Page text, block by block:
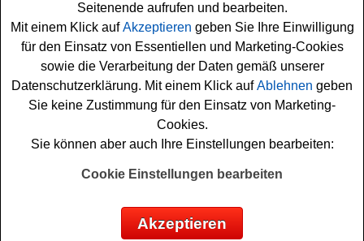
Die Plätze 2-10 dürfen sich jeweils auf eine
Fotoausrüstung im Wert von je 5000 Euro und CEWE
Fotoprodukte im Wert von je 2500 Euro freuen. Die
Plätze 11-30 gewinnen jeweils eine Fotoausstattung im
Wert von 2500 Euro und Fotoprodukte im Wert von
jeweils1000 Euro. Schließlich wartet auf die Plätze 31-
1000 noch ein 100 Euro Gutschein.
Falls Sie an dem grandiosen CEWE Gewinnspiel
Fotowettbewerb mitmachen und ein tolles Foto
einsenden. Mit etwas Glück werden Sie ja vielleicht als
Seitenende aufrufen und bearbeiten.
Mit einem Klick aufAkzeptieren geben Sie Ihre Einwilligung
für den Einsatz von Essentiellen und Marketing-Cookies
sowie die Verarbeitung der Daten gemäß unserer
Datenschutzerklärung. Mit einem Klick aufAblehnen geben
Sie keine Zustimmung für den Einsatz von Marketing-
Cookies.
Sie können aber auch Ihre Einstellungen bearbeiten:
Cookie Einstellungen bearbeiten
Akzeptieren